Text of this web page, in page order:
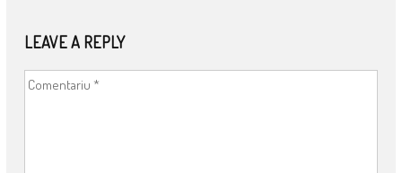
LEAVE A REPLY